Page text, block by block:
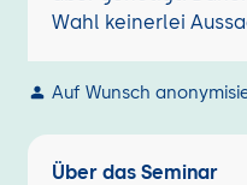
Wahl keinerlei
Auf Wunsch
Über das Seminar